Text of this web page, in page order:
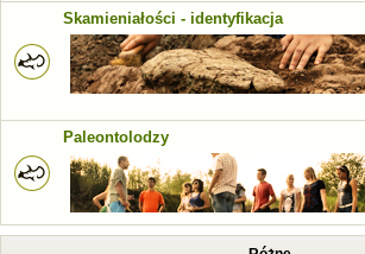
Skamieniałości - identyfikacja
Paleontolodzy